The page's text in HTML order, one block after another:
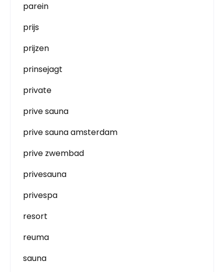
parein
prijs
prijzen
prinsejagt
private
prive sauna
prive sauna amsterdam
prive zwembad
privesauna
privespa
resort
reuma
sauna